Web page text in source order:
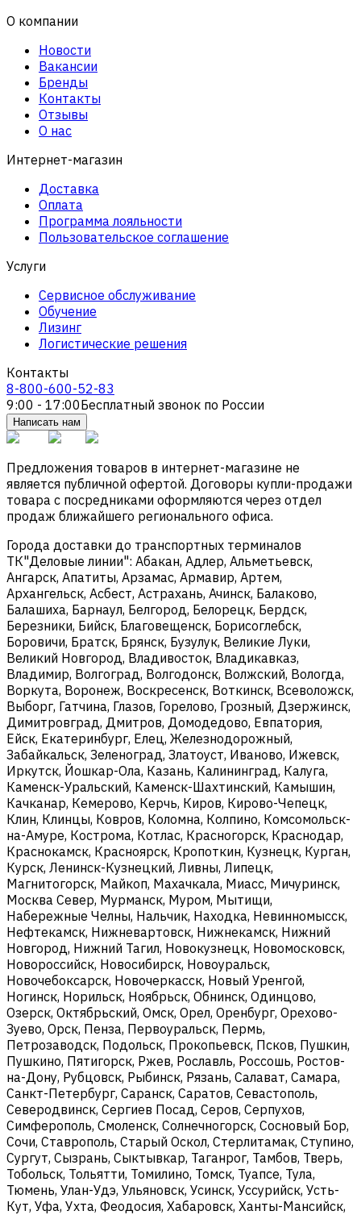
О компании
Новости
Вакансии
Бренды
Контакты
Отзывы
О нас
Интернет-магазин
Доставка
Оплата
Программа лояльности
Пользовательское соглашение
Услуги
Сервисное обслуживание
Обучение
Лизинг
Логистические решения
Контакты
8-800-600-52-83
9:00 - 17:00Бесплатный звонок по России
Написать нам
Предложения товаров в интернет-магазине не
является публичной офертой. Договоры купли-продажи
товара с посредниками оформляются через отдел
продаж ближайшего регионального офиса.
Города доставки до транспортных терминалов
ТК"Деловые линии": Абакан, Адлер, Альметьевск,
Ангарск, Апатиты, Арзамас, Армавир, Артем,
Архангельск, Асбест, Астрахань, Ачинск, Балаково,
Балашиха, Барнаул, Белгород, Белорецк, Бердск,
Березники, Бийск, Благовещенск, Борисоглебск,
Боровичи, Братск, Брянск, Бузулук, Великие Луки,
Великий Новгород, Владивосток, Владикавказ,
Владимир, Волгоград, Волгодонск, Волжский, Вологда,
Воркута, Воронеж, Воскресенск, Воткинск, Всеволожск,
Выборг, Гатчина, Глазов, Горелово, Грозный, Дзержинск,
Димитровград, Дмитров, Домодедово, Евпатория,
Ейск, Екатеринбург, Елец, Железнодорожный,
Забайкальск, Зеленоград, Златоуст, Иваново, Ижевск,
Иркутск, Йошкар-Ола, Казань, Калининград, Калуга,
Каменск-Уральский, Каменск-Шахтинский, Камышин,
Качканар, Кемерово, Керчь, Киров, Кирово-Чепецк,
Клин, Клинцы, Ковров, Коломна, Колпино, Комсомольск-
на-Амуре, Кострома, Котлас, Красногорск, Краснодар,
Краснокамск, Красноярск, Кропоткин, Кузнецк, Курган,
Курск, Ленинск-Кузнецкий, Ливны, Липецк,
Магнитогорск, Майкоп, Махачкала, Миасс, Мичуринск,
Москва Север, Мурманск, Муром, Мытищи,
Набережные Челны, Нальчик, Находка, Невинномысск,
Нефтекамск, Нижневартовск, Нижнекамск, Нижний
Новгород, Нижний Тагил, Новокузнецк, Новомосковск,
Новороссийск, Новосибирск, Новоуральск,
Новочебоксарск, Новочеркасск, Новый Уренгой,
Ногинск, Норильск, Ноябрьск, Обнинск, Одинцово,
Озерск, Октябрьский, Омск, Орел, Оренбург, Орехово-
Зуево, Орск, Пенза, Первоуральск, Пермь,
Петрозаводск, Подольск, Прокопьевск, Псков, Пушкин,
Пушкино, Пятигорск, Ржев, Рославль, Россошь, Ростов-
на-Дону, Рубцовск, Рыбинск, Рязань, Салават, Самара,
Санкт-Петербург, Саранск, Саратов, Севастополь,
Северодвинск, Сергиев Посад, Серов, Серпухов,
Симферополь, Смоленск, Солнечногорск, Сосновый Бор,
Сочи, Ставрополь, Старый Оскол, Стерлитамак, Ступино,
Сургут, Сызрань, Сыктывкар, Таганрог, Тамбов, Тверь,
Тобольск, Тольятти, Томилино, Томск, Туапсе, Тула,
Тюмень, Улан-Удэ, Ульяновск, Усинск, Уссурийск, Усть-
Кут, Уфа, Ухта, Феодосия, Хабаровск, Ханты-Мансийск,